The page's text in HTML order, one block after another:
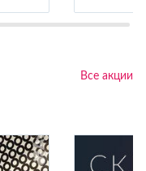
Все акции